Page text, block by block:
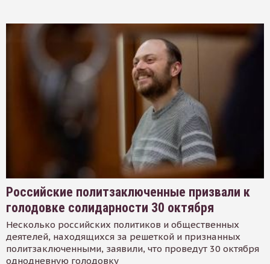
Российские политзаключенные призвали к
голодовке солидарности 30 октября
Несколько российских политиков и общественных
деятелей, находящихся за решеткой и признанных
политзаключенными, заявили, что проведут 30 октября
однодневную голодовку